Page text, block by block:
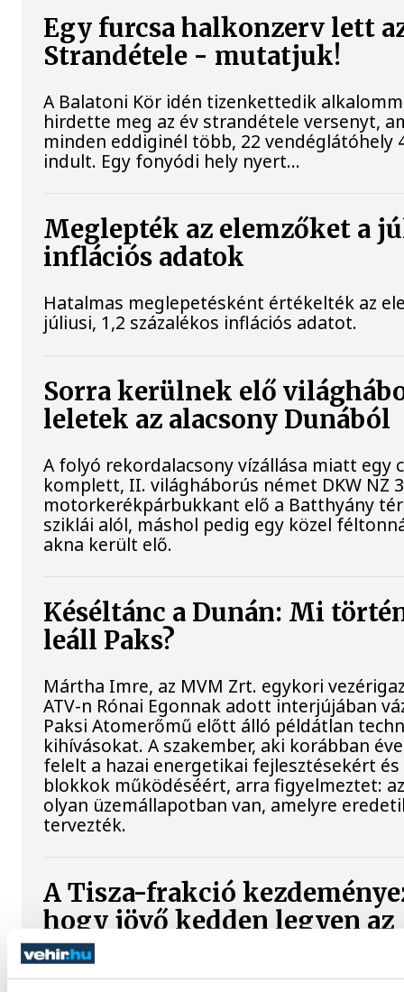
Egy furcsa halkonzerv lett
Strandétele - mutatjuk!
A Balatoni Kör idén tizenkettedik
hirdette meg az év strandétele versenyt,
minden eddiginél több, 22 vendéglátóhely
indult. Egy fonyódi hely nyert...
Meglepték az elemzőket a
inflációs adatok
Hatalmas meglepetésként értékelték az
júliusi, 1,2 százalékos inflációs adatot.
Sorra kerülnek elő
leletek az alacsony Dunából
A folyó rekordalacsony vízállása miatt egy
komplett, II. világháborús német DKW NZ
motorkerékpárbukkant elő a Batthyány
sziklái alól, máshol pedig egy közel
akna került elő.
Késéltánc a Dunán: Mi
leáll Paks?
Mártha Imre, az MVM Zrt. egykori
ATV-n Rónai Egonnak adott interjújában
Paksi Atomerőmű előtt álló példátlan
kihívásokat. A szakember, aki korábban
felelt a hazai energetikai fejlesztésekért és
blokkok működéséért, arra figyelmeztet:
olyan üzemállapotban van, amelyre
tervezték.
A Tisza-frakció
hogy jövő kedden legyen az
államfőválasztás